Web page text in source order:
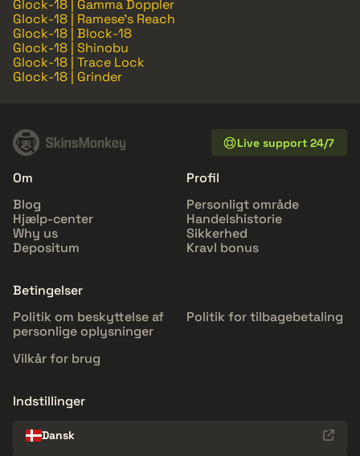
Glock-18 | Gamma Doppler
Glock-18 | Ramese's Reach
Glock-18 | Block-18
Glock-18 | Shinobu
Glock-18 | Trace Lock
Glock-18 | Grinder
Live support 24/7
Om
Blog
Hjælp-center
Why us
Depositum
Profil
Personligt område
Handelshistorie
Sikkerhed
Kravl bonus
Betingelser
Politik om beskyttelse af
personlige oplysninger
Politik for tilbagebetaling
Vilkår for brug
Indstillinger
Dansk